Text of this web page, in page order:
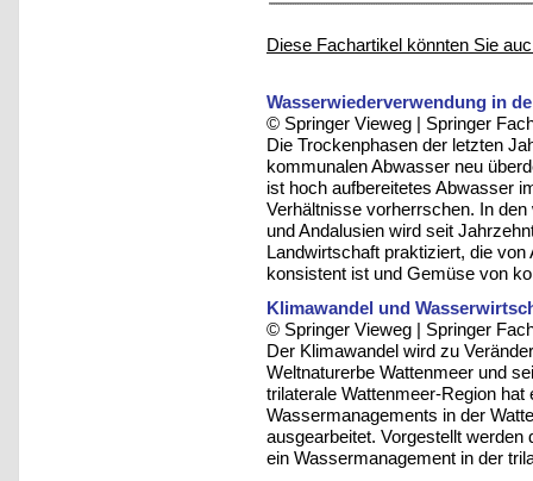
Diese Fachartikel könnten Sie
Wasserwiederverwendung in
© Springer Vieweg | Springer
Die Trockenphasen der letzten
kommunalen Abwasser neu
ist hoch aufbereitetes Abwasser
Verhältnisse vorherrschen. In
und Andalusien wird seit
Landwirtschaft praktiziert, die
konsistent ist und Gemüse von
Klimawandel und
© Springer Vieweg | Springer
Der Klimawandel wird zu
Weltnaturerbe Wattenmeer und
trilaterale Wattenmeer-Region
Wassermanagements in der
ausgearbeitet. Vorgestellt
ein Wassermanagement in der